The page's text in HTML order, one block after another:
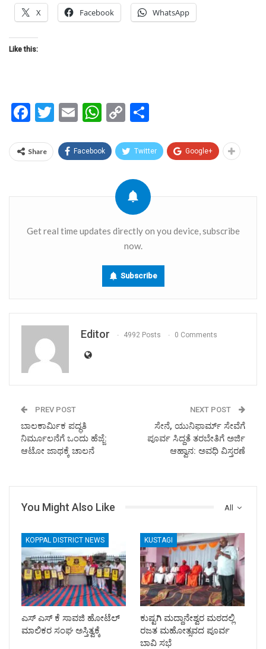
X Facebook WhatsApp
Like this:
Facebook
Twitter
EmailWhatsApp
Copy
Share Facebook Twitter Google+
Get real time updates directly on you device, subscribe
now.
Subscribe
Editor 4992 Posts 0 Comments
PREV POST
ಬಾಲಕಾರ್ಮಿಕ ಪದ್ಧತಿ
ನಿರ್ಮೂಲನೆಗೆ ಒಂದು ಹೆಜ್ಜೆ:
ಆಟೋ ಜಾಥಕ್ಕೆ ಚಾಲನೆ
NEXT POST
ಸೇನೆ, ಯುನಿಫಾರ್ಮ್ ಸೇವೆಗೆ
ಪೂರ್ವ ಸಿದ್ದತೆ ತರಬೇತಿಗೆ ಅರ್ಜಿ
ಆಹ್ವಾನ: ಅವಧಿ ವಿಸ್ತರಣೆ
All
You Might Also Like
KOPPAL DISTRICT NEWS
ಎಸ್ ಎಸ್ ಕೆ ಸಾವಜಿ ಹೋಟೆಲ್
ಮಾಲಿಕರ ಸಂಘ ಅಸ್ತಿತ್ವಕ್ಕೆ
KUSTAGI
ಕುಷ್ಟಗಿ ಮದ್ದಾನೇಶ್ವರ ಮಠದಲ್ಲಿ
ರಜತ ಮಹೋತ್ಸವದ ಪೂರ್ವ
ಬಾವಿ ಸಭೆ